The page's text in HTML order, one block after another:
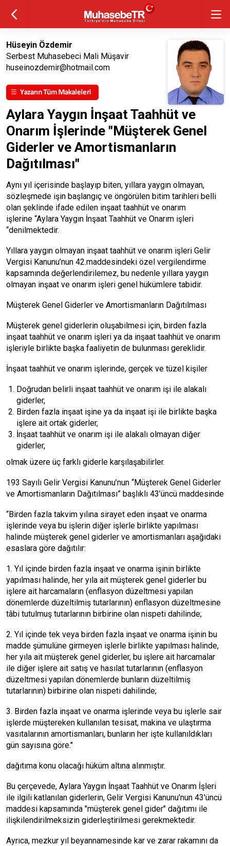
Hüseyin Özdemir
Serbest Muhasebeci Mali Müşavir
huseinozdemir@hotmail.com
Aylara Yaygın İnşaat Taahhüt ve
Onarım İşlerinde "Müşterek Genel
Giderler ve Amortismanların
Dağıtılması"
Aynı yıl içerisinde başlayıp biten, yıllara yaygın olmayan,
sözleşmede işin başlangıç ve öngörülen bitim tarihleri belli
olan şeklinde ifade edilen inşaat taahhüt ve onarım
işlerine “Aylara Yaygın İnşaat Taahhüt ve Onarım işleri
“denilmektedir.
Yıllara yaygın olmayan inşaat taahhüt ve onarım işleri Gelir
Vergisi Kanunu’nun 42.maddesindeki özel vergilendirme
kapsamında değerlendirilemez, bu nedenle yıllara yaygın
olmayan inşaat ve onarım işleri genel hükümlere tabidir.
Müşterek Genel Giderler ve Amortismanların Dağıtılması
Müşterek genel giderlerin oluşabilmesi için, birden fazla
inşaat taahhüt ve onarım işleri ya da inşaat taahhüt ve onarım
işleriyle birlikte başka faaliyetin de bulunması gereklidir.
İnşaat taahhüt ve onarım işlerinde, gerçek ve tüzel kişiler
Doğrudan belirli inşaat taahhüt ve onarım işi ile alakalı
giderler,
Birden fazla inşaat işine ya da inşaat işi ile birlikte başka
işlere ait ortak giderler,
İnşaat taahhüt ve onarım işi ile alakalı olmayan diğer
giderler,
olmak üzere üç farklı giderle karşılaşabilirler.
193 Sayılı Gelir Vergisi Kanunu’nun “Müşterek Genel Giderler
ve Amortismanların Dağıtılması” başlıklı 43’üncü maddesinde
“Birden fazla takvim yılına sirayet eden inşaat ve onarma
işlerinde veya bu işlerin diğer işlerle birlikte yapılması
halinde müşterek genel giderler ve amortismanları aşağıdaki
esaslara göre dağıtılır:
1. Yıl içinde birden fazla inşaat ve onarma işinin birlikte
yapılması halinde, her yıla ait müşterek genel giderler bu
işlere ait harcamaların (enflasyon düzeltmesi yapılan
dönemlerde düzeltilmiş tutarlarının) enflasyon düzeltmesine
tâbi tutulmuş tutarlarının birbirine olan nispeti dahilinde;
2. Yıl içinde tek veya birden fazla inşaat ve onarma işinin bu
madde şümulüne girmeyen işlerle birlikte yapılması halinde,
her yıla ait müşterek genel giderler, bu işlere ait harcamalar
ile diğer işlere ait satış ve hasılat tutarlarının (enflasyon
düzeltmesi yapılan dönemlerde bunların düzeltilmiş
tutarlarının) birbirine olan nispeti dahilinde;
3. Birden fazla inşaat ve onarma işlerinde veya bu işlerle sair
işlerde müştereken kullanılan tesisat, makina ve ulaştırma
vasıtalarının amortismanları, bunların her işte kullanıldıkları
gün sayısına göre."
dağıtıma konu olacağı hüküm altına alınmıştır.
Bu çerçevede, Aylara Yaygın İnşaat Taahhüt ve Onarım İşleri
ile ilgili katlanılan giderlerin, Gelir Vergisi Kanunu'nun 43'üncü
maddesi kapsamında "müşterek genel gider" dağıtımı ile
ilişkilendirilmeksizin giderleştirilmesi gerekmektedir.
Ayrıca, mezkur yıl beyannamesinde kar ve zarar rakamını da